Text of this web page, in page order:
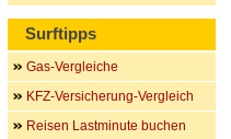
Surftipps
Gas-Vergleiche
KFZ-Versicherung-Vergleich
Reisen Lastminute buchen